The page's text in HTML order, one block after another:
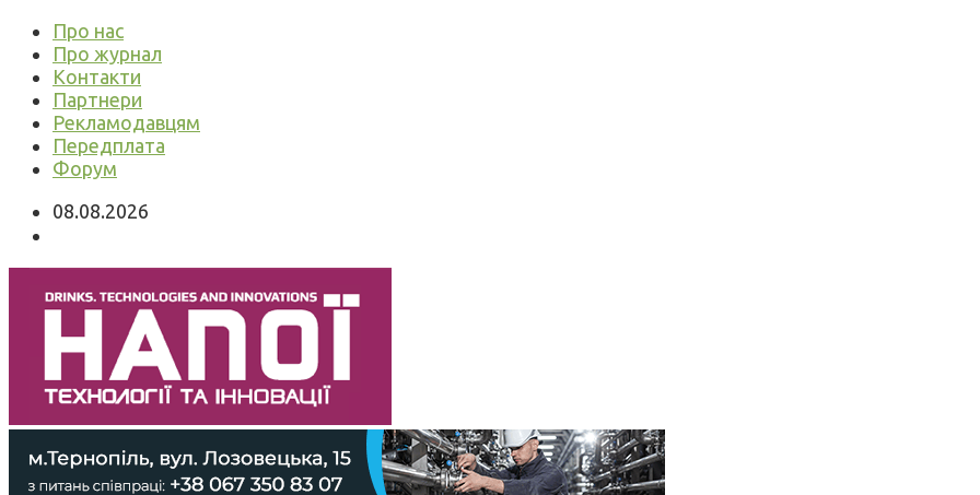
Про нас
Про журнал
Контакти
Партнери
Рекламодавцям
Передплата
Форум
08.08.2026